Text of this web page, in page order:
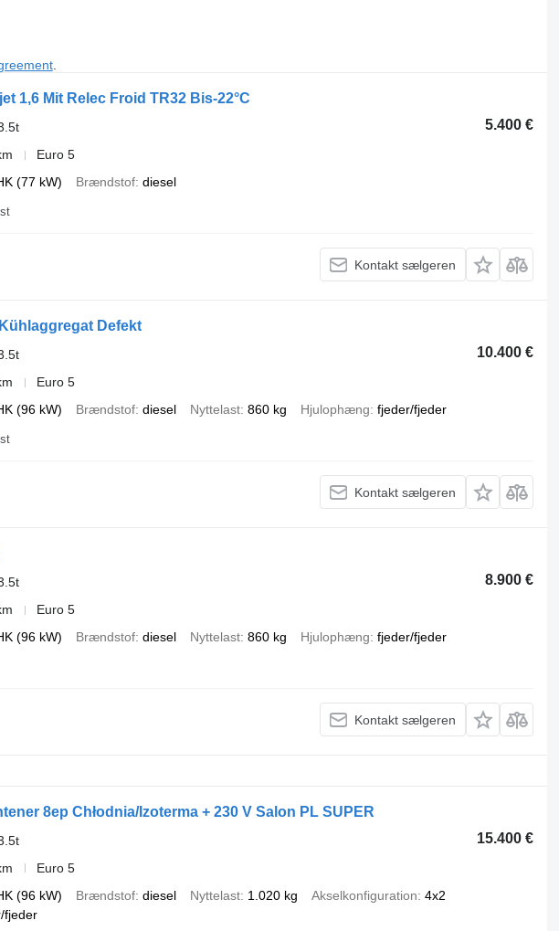
.
1,6 Mit Relec Froid TR32 Bis-22°C
5.400 €
Euro 5
(77 kW) Brændstof diesel
Kontakt sælgeren
Defekt
10.400 €
Euro 5
(96 kW) Brændstof diesel Nyttelast 860 kg Hjulophæng fjeder/fjeder
Kontakt sælgeren
8.900 €
Euro 5
(96 kW) Brændstof diesel Nyttelast 860 kg Hjulophæng fjeder/fjeder
Kontakt sælgeren
8ep Chłodnia/Izoterma + 230 V Salon PL SUPER
15.400 €
Euro 5
(96 kW) Brændstof diesel Nyttelast 1.020 kg Akselkonfiguration 4x2
fjeder